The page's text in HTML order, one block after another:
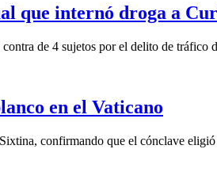
que internó droga a
de 4 sujetos por el delito de tráfico
en el Vaticano
confirmando que el cónclave